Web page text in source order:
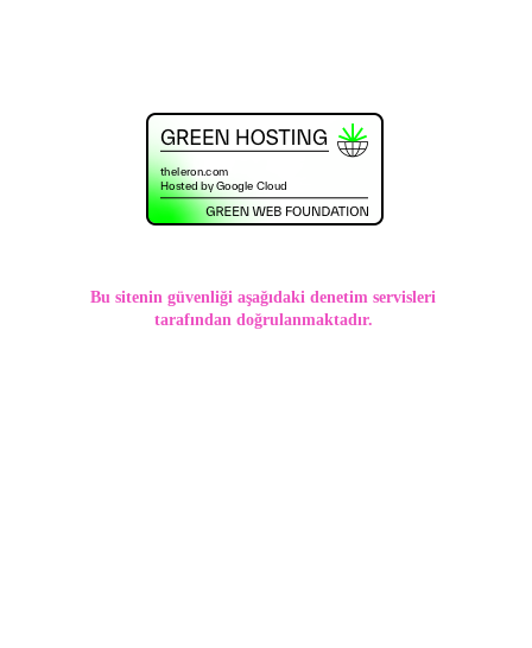
Bu sitenin güvenliği aşağıdaki denetim servisleri
tarafından doğrulanmaktadır.